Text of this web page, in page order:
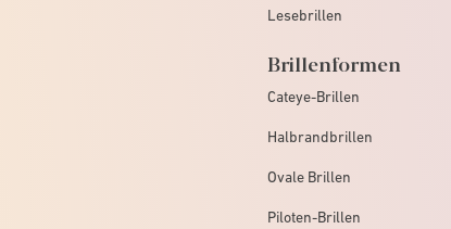
Lesebrillen
Brillenformen
Cateye-Brillen
Halbrandbrillen
Ovale Brillen
Piloten-Brillen